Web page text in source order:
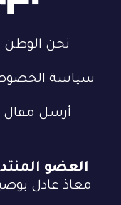
نحن الوطن
سياسة
أرسل مقال
العضو
معاذ عادل